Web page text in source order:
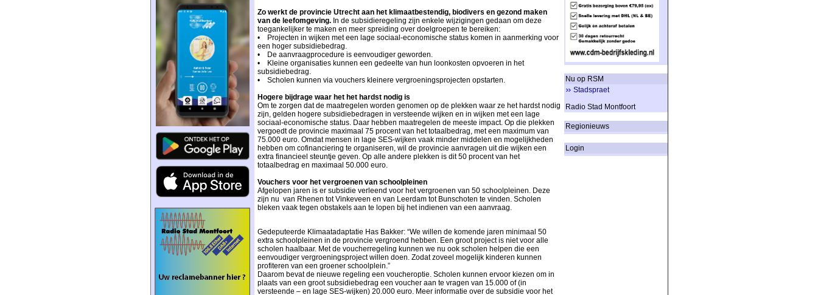
Zo werkt de provincie Utrecht aan het klimaatbestendig, biodivers en gezond maken
van de leefomgeving.In de subsidieregeling zijn enkele wijzigingen gedaan om deze
toegankelijker te maken en meer spreiding over doelgroepen te bereiken:
• Projecten in wijken met een lage sociaal-economische status komen in aanmerking voor
een hoger subsidiebedrag.
• De aanvraagprocedure is eenvoudiger geworden.
• Kleine organisaties kunnen een gedeelte van hun loonkosten opvoeren in het
subsidiebedrag.
• Scholen kunnen via vouchers kleinere vergroeningsprojecten opstarten.
Hogere bijdrage waar het het hardst nodig is
Om te zorgen dat de maatregelen worden genomen op de plekken waar ze het hardst nodig
zijn, gelden hogere subsidiebedragen in versteende wijken en in wijken met een lage
sociaal-economische status. Daar hebben maatregelen de meeste impact. Op die plekken
vergoedt de provincie maximaal 75 procent van het totaalbedrag, met een maximum van
75.000 euro. Omdat mensen in lage SES-wijken vaak minder middelen en mogelijkheden
hebben om cofinanciering te organiseren, wil de provincie aanvragen uit die wijken een
extra financieel steuntje geven. Op alle andere plekken is dit 50 procent van het
totaalbedrag en maximaal 50.000 euro.
Vouchers voor het vergroenen van schoolpleinen
Afgelopen jaren is er subsidie verleend voor het vergroenen van 50 schoolpleinen. Deze
zijn nu van Rhenen tot Vinkeveen en van Leerdam tot Bunschoten te vinden. Scholen
bleken vaak tegen obstakels aan te lopen bij het indienen van een aanvraag.
Gedeputeerde Klimaatadaptatie Has Bakker: “We willen de komende jaren minimaal 50
extra schoolpleinen in de provincie vergroend hebben. Een groot project is niet voor alle
scholen haalbaar. Met de voucherregeling kunnen we nu ook scholen helpen die een
eenvoudiger vergroeningsproject willen doen. Zodat zoveel mogelijk kinderen kunnen
profiteren van een groener schoolplein.”
Daarom bevat de nieuwe regeling een voucheroptie. Scholen kunnen ervoor kiezen om in
plaats van een groot subsidiebedrag een voucher aan te vragen van 15.000 of (in
versteende – en lage SES-wijken) 20.000 euro. Meer informatie over de subsidie voor het
Nu op RSM
Stadspraet
Radio Stad Montfoort
Regionieuws
Login